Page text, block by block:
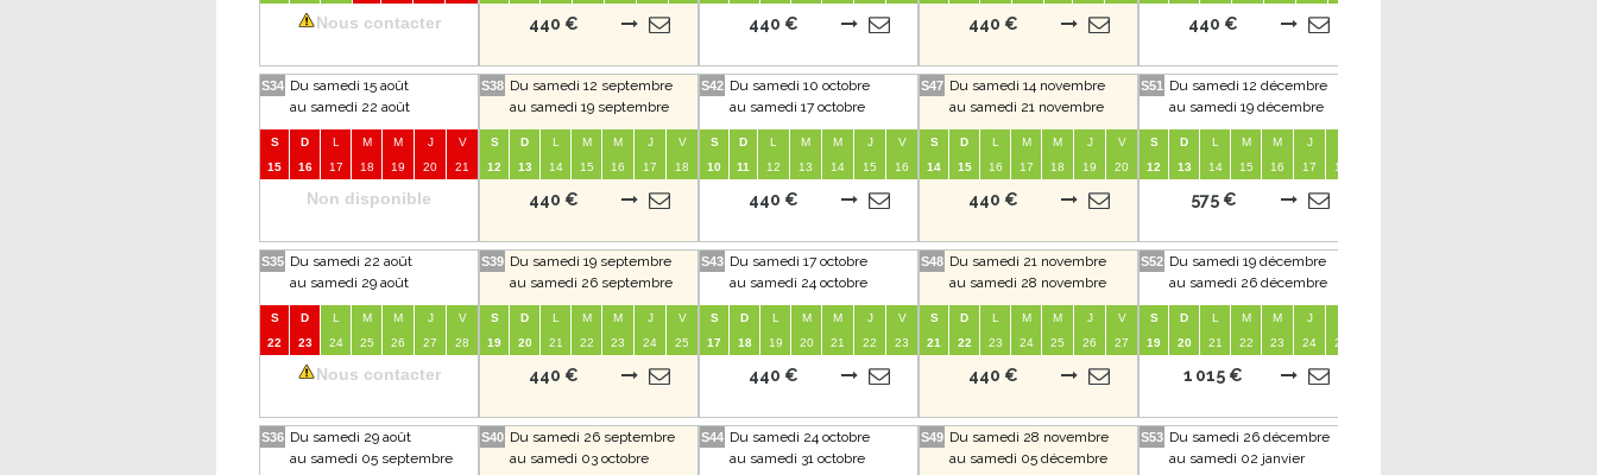
Nous contacter
S34 Du samedi 15 août
au samedi 22 août
S D L M M J
V
15
16 17 18 19 20 21
Non disponible
S35 Du samedi 22 août
au samedi 29 août
S D L M M J
V
22
23 24 25 26 27 28
Nous contacter
S36 Du samedi 29 août
au samedi 05 septembre
440 €
S38 Du samedi 12 septembre
au samedi 19 septembre
S D L M M J
V
12
13 14 15 16 17 18
440 €
S39 Du samedi 19 septembre
au samedi 26 septembre
S D L M M J
V
19
20 21 22 23 24 25
440 €
S40 Du samedi 26 septembre
au samedi 03 octobre
440 €
S42 Du samedi 10 octobre
au samedi 17 octobre
S D L M M J
V
10
11 12 13 14 15 16
440 €
S43 Du samedi 17 octobre
au samedi 24 octobre
S D L M M J
V
17
18 19 20 21 22 23
440 €
S44 Du samedi 24 octobre
au samedi 31 octobre
440 €
S47 Du samedi 14 novembre
au samedi 21 novembre
S D L M M J
V
14
15 16 17 18 19 20
440 €
S48 Du samedi 21 novembre
au samedi 28 novembre
S D L M M J
V
21
22 23 24 25 26 27
440 €
S49 Du samedi 28 novembre
au samedi 05 décembre
440 €
S51 Du samedi 12 décembre
au samedi 19 décembre
S D L M M J
12
13 14 15 16 17 18
575 €
S52 Du samedi 19 décembre
au samedi 26 décembre
S D L M M J
19
20 21 22 23 24 25
1 015 €
S53 Du samedi 26 décembre
au samedi 02 janvier